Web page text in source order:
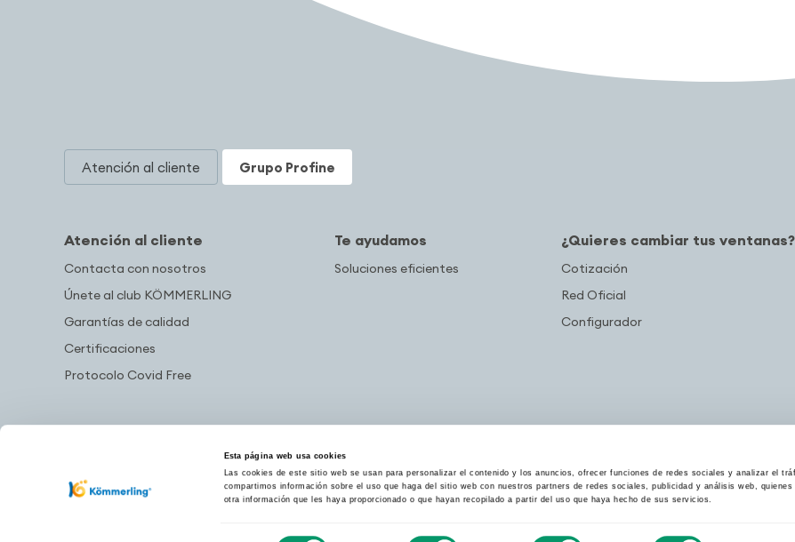
Esta página web usa cookies
Las cookies de este sitio web se usan para personalizar el contenido y los anuncios, ofrecer funciones de redes sociales y analizar el
compartimos información sobre el uso que haga del sitio web con nuestros partners de redes sociales, publicidad y análisis web, quienes
otra información que les haya proporcionado o que hayan recopilado a partir del uso que haya hecho de sus servicios.
Atención al cliente
Atención al cliente
Contacta con nosotros
Únete al club KÖMMERLING
Garantías de calidad
Certificaciones
Protocolo Covid Free
Te ayudamos
Soluciones eficientes
¿Quieres cambiar tus ventanas?
Cotización
Red Oficial
Configurador
Grupo Profine